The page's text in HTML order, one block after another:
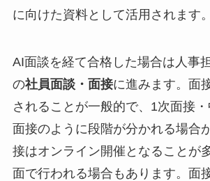
に向けた資料として活用されます。
AI面談を経て合格した場合は人事
の社員面談・面接に進みます。面
されることが一般的で、1次面接
面接のように段階が分かれる場合
接はオンライン開催となることが
面で行われる場合もあります。面